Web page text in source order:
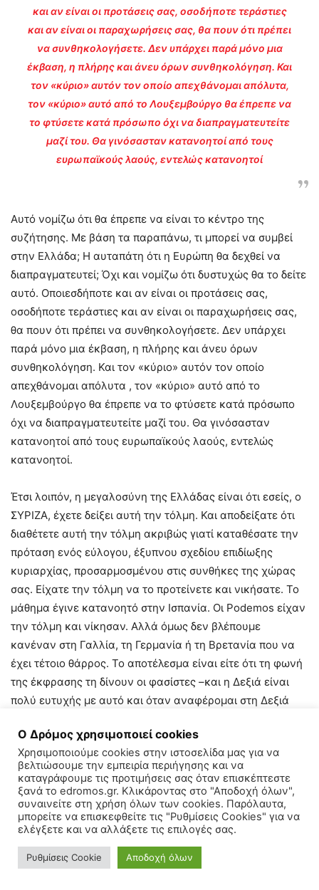
και αν είναι οι προτάσεις σας, οσοδήποτε τεράστιες
και αν είναι οι παραχωρήσεις σας, θα πουν ότι πρέπει
να συνθηκολογήσετε. Δεν υπάρχει παρά μόνο μια
έκβαση, η πλήρης και άνευ όρων συνθηκολόγηση. Και
τον «κύριο» αυτόν τον οποίο απεχθάνομαι απόλυτα,
τον «κύριο» αυτό από το Λουξεμβούργο θα έπρεπε να
το φτύσετε κατά πρόσωπο όχι να διαπραγματευτείτε
μαζί του. Θα γινόσασταν κατανοητοί από τους
ευρωπαϊκούς λαούς, εντελώς κατανοητοί
Αυτό νομίζω ότι θα έπρεπε να είναι το κέντρο της
συζήτησης. Με βάση τα παραπάνω, τι μπορεί να συμβεί
στην Ελλάδα; Η αυταπάτη ότι η Ευρώπη θα δεχθεί να
διαπραγματευτεί; Όχι και νομίζω ότι δυστυχώς θα το δείτε
αυτό. Οποιεσδήποτε και αν είναι οι προτάσεις σας,
οσοδήποτε τεράστιες και αν είναι οι παραχωρήσεις σας,
θα πουν ότι πρέπει να συνθηκολογήσετε. Δεν υπάρχει
παρά μόνο μια έκβαση, η πλήρης και άνευ όρων
συνθηκολόγηση. Και τον «κύριο» αυτόν τον οποίο
απεχθάνομαι απόλυτα , τον «κύριο» αυτό από το
Λουξεμβούργο θα έπρεπε να το φτύσετε κατά πρόσωπο
όχι να διαπραγματευτείτε μαζί του. Θα γινόσασταν
κατανοητοί από τους ευρωπαϊκούς λαούς, εντελώς
κατανοητοί.
Έτσι λοιπόν, η μεγαλοσύνη της Ελλάδας είναι ότι εσείς, ο
ΣΥΡΙΖΑ, έχετε δείξει αυτή την τόλμη. Και αποδείξατε ότι
διαθέτετε αυτή την τόλμη ακριβώς γιατί καταθέσατε την
πρόταση ενός εύλογου, έξυπνου σχεδίου επιδίωξης
κυριαρχίας, προσαρμοσμένου στις συνθήκες της χώρας
σας. Είχατε την τόλμη να το προτείνετε και νικήσατε. Το
μάθημα έγινε κατανοητό στην Ισπανία. Οι Podemos είχαν
την τόλμη και νίκησαν. Αλλά όμως δεν βλέπουμε
κανέναν στη Γαλλία, τη Γερμανία ή τη Βρετανία που να
έχει τέτοιο θάρρος. Το αποτέλεσμα είναι είτε ότι τη φωνή
της έκφρασης τη δίνουν οι φασίστες –και η Δεξιά είναι
πολύ ευτυχής με αυτό και όταν αναφέρομαι στη Δεξιά
προκύπτει μια κατάσταση δύσκολα ερμηνεύσιμη σαν την
περίεργη κατάσταση που επικρατεί στη Βρετανία σήμερα
(ο Ταρίκ Αλί θα πει περισσότερα επ’ αυτού). Έτσι λοιπόν,
είχατε αυτή την τόλμη. Τώρα πρέπει να συνεχίσετε να
την έχετε. Αυτή είναι η μόνη πιθανότητα να νικήσετε.
Μπορείτε να νικήσετε και αυτή είναι η μόνη περίπτωση να
νικήσετε. Σε αντίθετη περίπτωση, το σχέδιο των
Ευρωπαίων είναι να καταστρέψουν την Ελλάδα.
Ο Δρόμος χρησιμοποιεί cookies
Χρησιμοποιούμε cookies στην ιστοσελίδα μας για να
βελτιώσουμε την εμπειρία περιήγησης και να
καταγράφουμε τις προτιμήσεις σας όταν επισκέπτεστε
ξανά το edromos.gr. Κλικάροντας στο "Αποδοχή όλων",
συναινείτε στη χρήση όλων των cookies. Παρόλαυτα,
μπορείτε να επισκεφθείτε τις "Ρυθμίσεις Cookies" για να
ελέγξετε και να αλλάξετε τις επιλογές σας.
Ρυθμίσεις Cookie Αποδοχή όλων